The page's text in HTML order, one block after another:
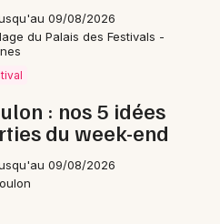
09/08/2026
du Palais des Festivals -
: nos 5 idées
du week-end
09/08/2026